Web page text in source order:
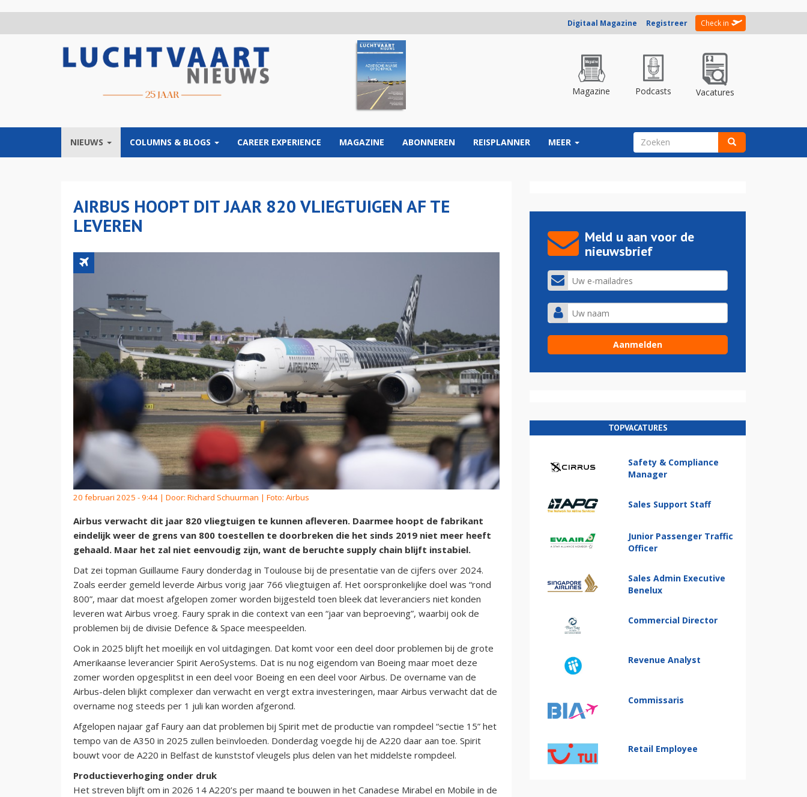
Digitaal Magazine Registreer Check in
Magazine Podcasts Vacatures
NIEUWS COLUMNS & BLOGS CAREER EXPERIENCE MAGAZINE ABONNEREN REISPLANNER MEER ZOEKVELD
AIRBUS HOOPT DIT JAAR 820 VLIEGTUIGEN AF TE
LEVEREN
20 februari 2025 - 9:44 | Door: Richard Schuurman | Foto: Airbus
Airbus verwacht dit jaar 820 vliegtuigen te kunnen afleveren. Daarmee hoopt de fabrikant
eindelijk weer de grens van 800 toestellen te doorbreken die het sinds 2019 niet meer heeft
gehaald. Maar het zal niet eenvoudig zijn, want de beruchte supply chain blijft instabiel.
Dat zei topman Guillaume Faury donderdag in Toulouse bij de presentatie van de cijfers over 2024.
Zoals eerder gemeld leverde Airbus vorig jaar 766 vliegtuigen af. Het oorspronkelijke doel was “rond
800”, maar dat moest afgelopen zomer worden bijgesteld toen bleek dat leveranciers niet konden
leveren wat Airbus vroeg. Faury sprak in die context van een “jaar van beproeving”, waarbij ook de
problemen bij de divisie Defence & Space meespeelden.
Ook in 2025 blijft het moeilijk en vol uitdagingen. Dat komt voor een deel door problemen bij de grote
Amerikaanse leverancier Spirit AeroSystems. Dat is nu nog eigendom van Boeing maar moet deze
zomer worden opgesplitst in een deel voor Boeing en een deel voor Airbus. De overname van de
Airbus-delen blijkt complexer dan verwacht en vergt extra investeringen, maar Airbus verwacht dat de
overname nog steeds per 1 juli kan worden afgerond.
Afgelopen najaar gaf Faury aan dat problemen bij Spirit met de productie van rompdeel “sectie 15” het
tempo van de A350 in 2025 zullen beïnvloeden. Donderdag voegde hij de A220 daar aan toe. Spirit
bouwt voor de A220 in Belfast de kunststof vleugels plus delen van het middelste rompdeel.
Productieverhoging onder druk
Het streven blijft om in 2026 14 A220’s per maand te bouwen in het Canadese Mirabel en Mobile in de
Meld u aan voor de
nieuwsbrief
TOPVACATURES
Safety & Compliance
Manager
Sales Support Staff
Junior Passenger Traffic
Officer
Sales Admin Executive
Benelux
Commercial Director
Revenue Analyst
Commissaris
Retail Employee